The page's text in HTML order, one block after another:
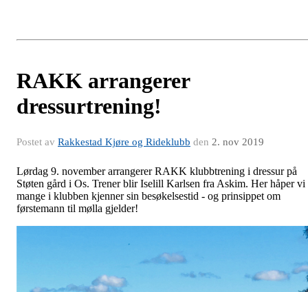
RAKK arrangerer
dressurtrening!
Postet av Rakkestad Kjøre og Rideklubb den 2. nov 2019
Lørdag 9. november arrangerer RAKK klubbtrening i dressur på
Støten gård i Os. Trener blir Iselill Karlsen fra Askim. Her håper vi
mange i klubben kjenner sin besøkelsestid - og prinsippet om
førstemann til mølla gjelder!